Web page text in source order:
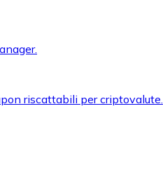
riscattabili per criptovalute.